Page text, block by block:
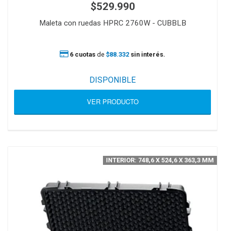
$529.990
Maleta con ruedas HPRC 2760W - CUBBLB
6 cuotas de $88.332 sin interés.
DISPONIBLE
VER PRODUCTO
INTERIOR: 748,6 X 524,6 X 363,3 MM